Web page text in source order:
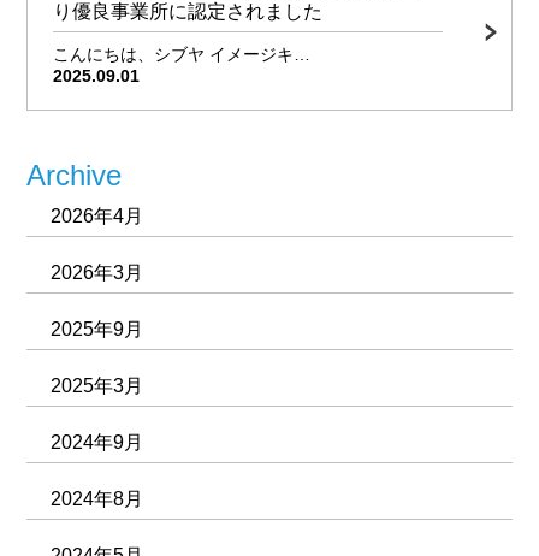
り優良事業所に認定されました
こんにちは、シブヤ イメージキ…
2025.09.01
Archive
2026年4月
2026年3月
2025年9月
2025年3月
2024年9月
2024年8月